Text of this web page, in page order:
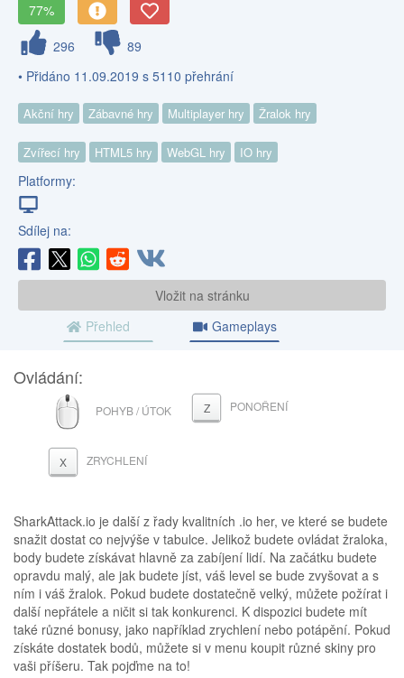
77%
296
89
• Přidáno 11.09.2019 s 5110 přehrání
Akční hry Zábavné hry Multiplayer hry Žralok hry
Zvířecí hry HTML5 hry WebGL hry IO hry
Platformy:
Sdílej na:
Vložit na stránku
Přehled
Gameplays
Ovládání:
MYŠ
POHYB / ÚTOK Z PONOŘENÍ
X ZRYCHLENÍ
SharkAttack.io je další z řady kvalitních .io her, ve které se budete
snažit dostat co nejvýše v tabulce. Jelikož budete ovládat žraloka,
body budete získávat hlavně za zabíjení lidí. Na začátku budete
opravdu malý, ale jak budete jíst, váš level se bude zvyšovat a s
ním i váš žralok. Pokud budete dostatečně velký, můžete požírat i
další nepřátele a ničit si tak konkurenci. K dispozici budete mít
také různé bonusy, jako například zrychlení nebo potápění. Pokud
získáte dostatek bodů, můžete si v menu koupit různé skiny pro
vaši příšeru. Tak pojďme na to!